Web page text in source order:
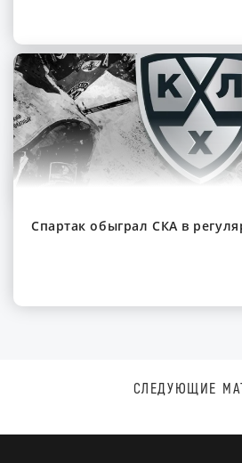
Спартак обыграл СКА в
СЛЕДУЮЩИЕ